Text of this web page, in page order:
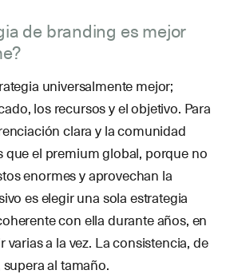
de branding es mejor
universalmente mejor;
los recursos y el objetivo. Para
clara y la comunidad
que el premium global, porque no
enormes y aprovechan la
es elegir una sola estrategia
con ella durante años, en
varias a la vez. La consistencia, de
al tamaño.